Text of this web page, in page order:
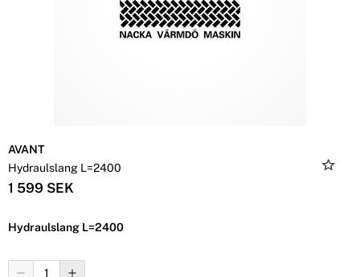
AVANT
Hydraulslang L=2400
1 599 SEK
Hydraulslang L=2400